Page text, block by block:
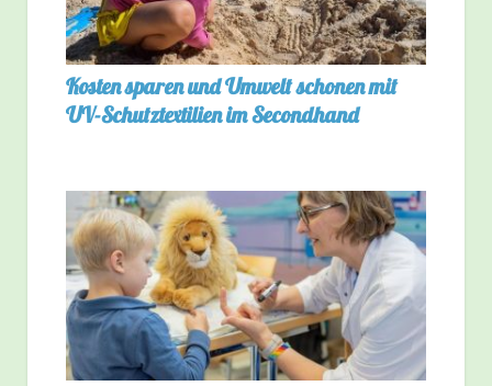
Kosten sparen und Umwelt schonen mit
UV-Schutztextilien im Secondhand